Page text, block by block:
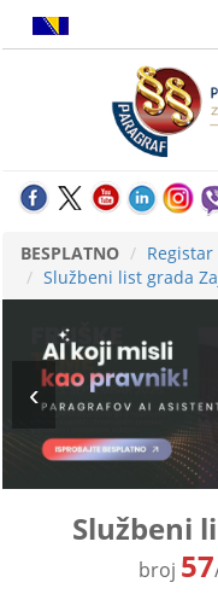
BESPLATNO
Službeni list grada
Službeni
broj 57